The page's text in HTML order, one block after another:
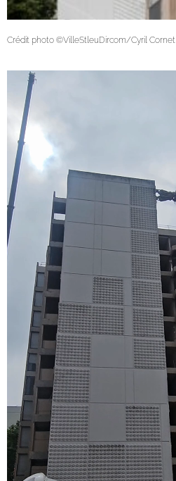
Crédit photo ©VilleStleuDircom/Cyril Cornet